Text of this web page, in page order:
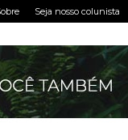
Seja nosso colunista